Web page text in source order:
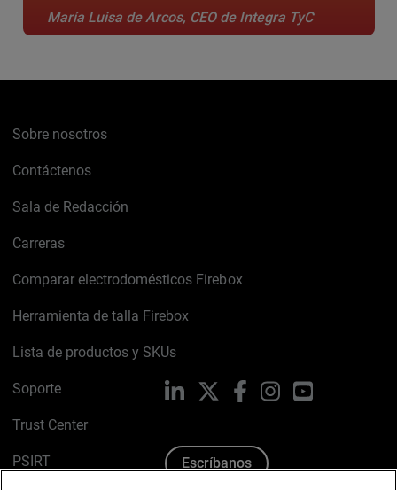
María Luisa de Arcos, CEO de Integra TyC
Sobre nosotros
Contáctenos
Sala de Redacción
Carreras
Comparar electrodomésticos Firebox
Herramienta de talla Firebox
Lista de productos y SKUs
Soporte
Trust Center
PSIRT
LinkedIn FacebookInstagramYouTube
Escríbanos